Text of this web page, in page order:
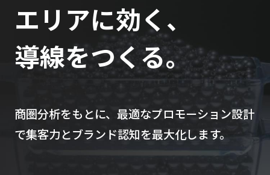
エリアに効く、
導線をつくる。
商圏分析をもとに、最適なプロモーション設計
で集客力とブランド認知を最大化します。